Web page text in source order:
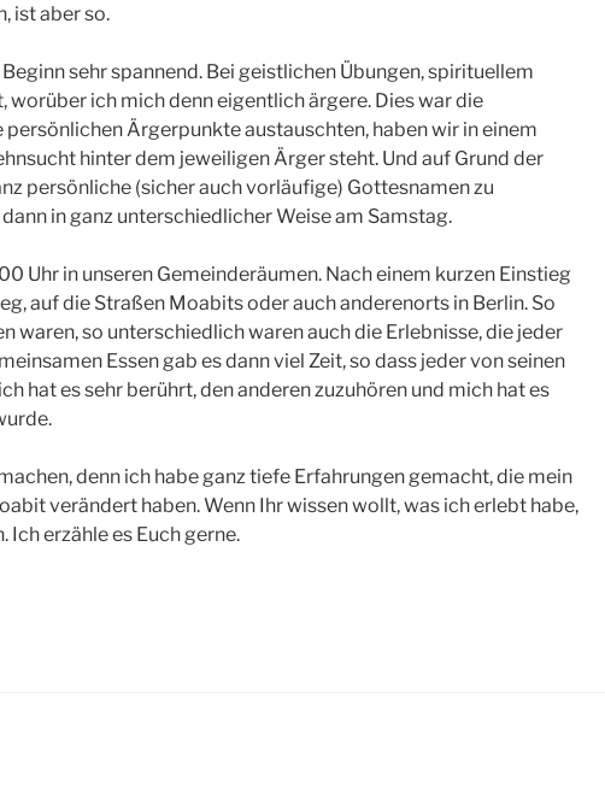
ist aber so.
sehr spannend. Bei geistlichen Übungen, spirituellem
worüber ich mich denn eigentlich ärgere. Dies war die
Ärgerpunkte austauschten, haben wir in einem
hinter dem jeweiligen Ärger steht. Und auf Grund der
persönliche (sicher auch vorläufige) Gottesnamen zu
in ganz unterschiedlicher Weise am Samstag.
Uhr in unseren Gemeinderäumen. Nach einem kurzen Einstieg
auf die Straßen Moabits oder auch anderenorts in Berlin. So
waren, so unterschiedlich waren auch die Erlebnisse, die jeder
Essen gab es dann viel Zeit, so dass jeder von seinen
hat es sehr berührt, den anderen zuzuhören und mich hat es
denn ich habe ganz tiefe Erfahrungen gemacht, die mein
verändert haben. Wenn Ihr wissen wollt, was ich erlebt habe,
erzähle es Euch gerne.